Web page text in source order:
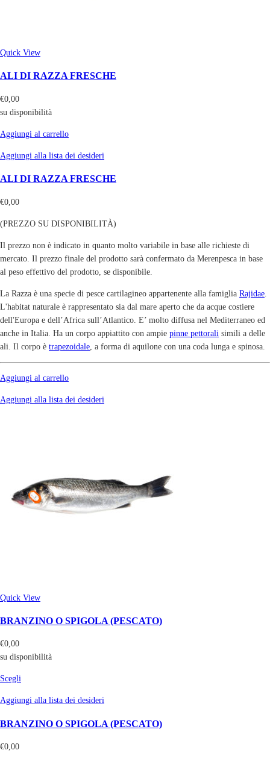
Quick View
ALI DI RAZZA FRESCHE
€0,00
su disponibilità
Aggiungi al carrello
Aggiungi alla lista dei desideri
ALI DI RAZZA FRESCHE
€0,00
(PREZZO SU DISPONIBILITÀ)
Il prezzo non è indicato in quanto molto variabile in base alle richieste di
mercato. Il prezzo finale del prodotto sarà confermato da Merenpesca in base
al peso effettivo del prodotto, se disponibile.
La Razza è una specie di pesce cartilagineo appartenente alla famiglia Rajidae
L'habitat naturale è rappresentato sia dal mare aperto che da acque costiere
dell'Europa e dell’Africa sull’Atlantico. E’ molto diffusa nel Mediterraneo ed
anche in Italia. Ha un corpo appiattito con ampie pinne pettorali simili a delle
ali. Il corpo è trapezoidale , a forma di aquilone con una coda lunga e spinosa.
Aggiungi al carrello
Aggiungi alla lista dei desideri
Quick View
BRANZINO O SPIGOLA (PESCATO)
€0,00
su disponibilità
Scegli
Aggiungi alla lista dei desideri
BRANZINO O SPIGOLA (PESCATO)
€0,00